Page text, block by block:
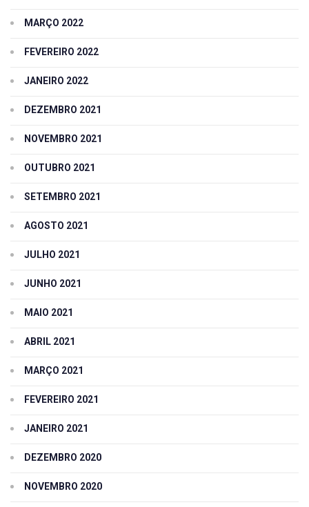
MARÇO 2022
FEVEREIRO 2022
JANEIRO 2022
DEZEMBRO 2021
NOVEMBRO 2021
OUTUBRO 2021
SETEMBRO 2021
AGOSTO 2021
JULHO 2021
JUNHO 2021
MAIO 2021
ABRIL 2021
MARÇO 2021
FEVEREIRO 2021
JANEIRO 2021
DEZEMBRO 2020
NOVEMBRO 2020